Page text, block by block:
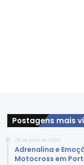
Postagens mais
29 de julho de 2024
Adrenalina e
Motocross em